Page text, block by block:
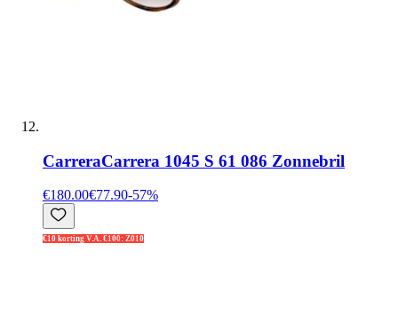
CarreraCarrera 1045 S 61 086 Zonnebril
€180.00€77.90-57%
€10 korting V.A. €100: Z010